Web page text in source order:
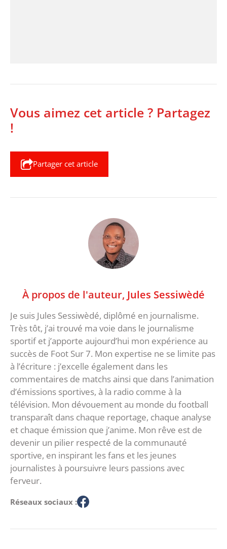
Vous aimez cet article ? Partagez
!
Partager cet article
À propos de l'auteur, Jules Sessiwèdé
Je suis Jules Sessiwèdé, diplômé en journalisme.
Très tôt, j’ai trouvé ma voie dans le journalisme
sportif et j’apporte aujourd’hui mon expérience au
succès de Foot Sur 7. Mon expertise ne se limite pas
à l’écriture : j’excelle également dans les
commentaires de matchs ainsi que dans l’animation
d’émissions sportives, à la radio comme à la
télévision. Mon dévouement au monde du football
transparaît dans chaque reportage, chaque analyse
et chaque émission que j’anime. Mon rêve est de
devenir un pilier respecté de la communauté
sportive, en inspirant les fans et les jeunes
journalistes à poursuivre leurs passions avec
ferveur.
Réseaux sociaux :